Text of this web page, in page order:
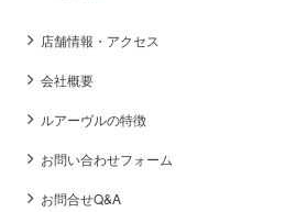
店舗情報・アクセス
会社概要
ルアーヴルの特徴
お問い合わせフォーム
お問合せQ&A